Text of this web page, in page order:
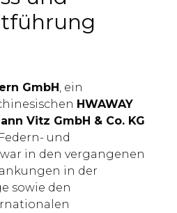
GmbH, ein
HWAWAY
Vitz GmbH & Co. KG
und
in den vergangenen
in der
sowie den